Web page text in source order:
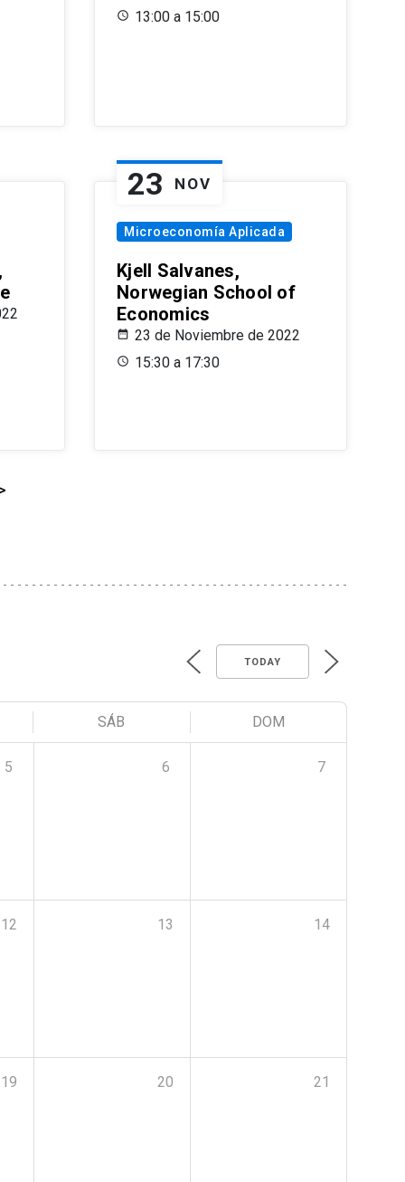
13:00 a 15:00
23 NOV
Microeconomía Aplicada
Kjell Salvanes,
Norwegian School of
Economics
23 de Noviembre de 2022
15:30 a 17:30
TODAY
SÁB DOM
5 6 7
12 13 14
19 20 21